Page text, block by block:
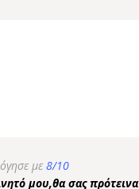
με 8/10
μου,θα σας